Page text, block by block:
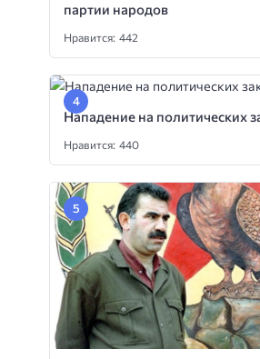
партии народов
Нравится: 442
Нападение на политических
Нравится: 440